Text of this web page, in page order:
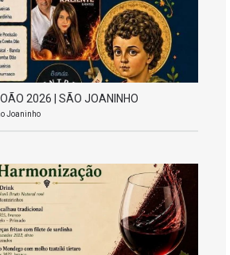
2026 | SÃO JOANINHO
Joaninho